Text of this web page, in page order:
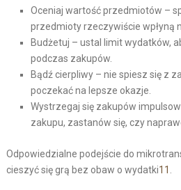
Oceniaj wartość przedmiotów –
przedmioty rzeczywiście wpłyną
Budżetuj – ustal limit wydatków,
podczas zakupów.
Bądź cierpliwy – nie spiesz się z
poczekać na lepsze okazje.
Wystrzegaj się zakupów
zakupu, zastanów się, czy
Odpowiedzialne podejście do
cieszyć się grą bez obaw o wydatki11